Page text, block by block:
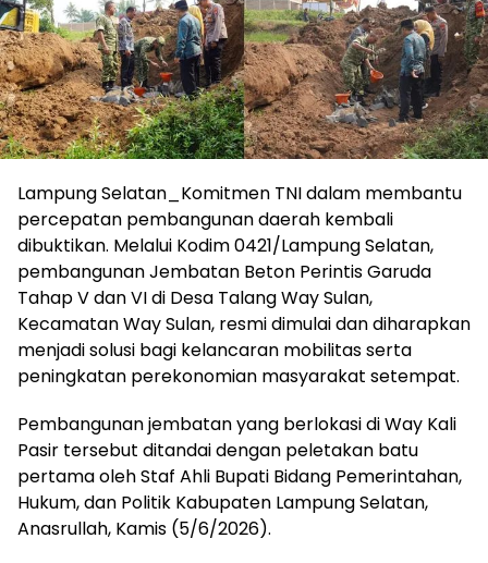
Lampung Selatan_Komitmen TNI dalam membantu
percepatan pembangunan daerah kembali
dibuktikan. Melalui Kodim 0421/Lampung Selatan,
pembangunan Jembatan Beton Perintis Garuda
Tahap V dan VI di Desa Talang Way Sulan,
Kecamatan Way Sulan, resmi dimulai dan diharapkan
menjadi solusi bagi kelancaran mobilitas serta
peningkatan perekonomian masyarakat setempat.
Pembangunan jembatan yang berlokasi di Way Kali
Pasir tersebut ditandai dengan peletakan batu
pertama oleh Staf Ahli Bupati Bidang Pemerintahan,
Hukum, dan Politik Kabupaten Lampung Selatan,
Anasrullah, Kamis (5/6/2026).